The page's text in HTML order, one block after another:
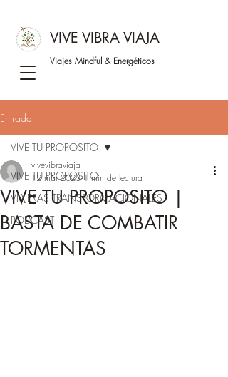
VIVE VIBRA VIAJA
Viajes Mindful & Energéticos
Entrada
VIVE TU PROPOSITO
VIAJERAS TRANSFORMACIONALES
PODCAST
VIVE TU PROPOSITO
VIVE TU PROPOSITO |
BASTA DE COMBATIR
TORMENTAS
vivevibraviaja
12 mar 2023 1 min de lectura